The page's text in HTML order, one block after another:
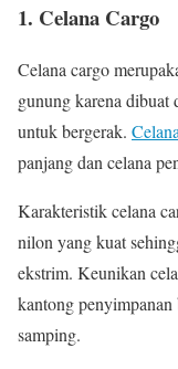
1. Celana Cargo
Celana cargo
gunung karena dibuat
untuk bergerak. Celana
panjang dan celana
Karakteristik celana
nilon yang kuat
ekstrim. Keunikan
kantong
samping.